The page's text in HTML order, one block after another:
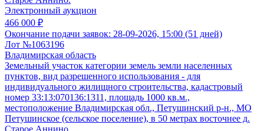
Электронный аукцион
466 000 ₽
Окончание подачи заявок: 28-09-2026, 15:00 (51 дней)
Лот №1063196
Владимирская область
Земельный участок категории земель земли населенных
пунктов, вид разрешенного использования - для
индивидуального жилищного строительства, кадастровый
номер 33:13:070136:1311, площадь 1000 кв.м.,
местоположение Владимирская обл., Петушинский р-н., МО
Петушинское (сельское поселение), в 50 метрах восточнее д.